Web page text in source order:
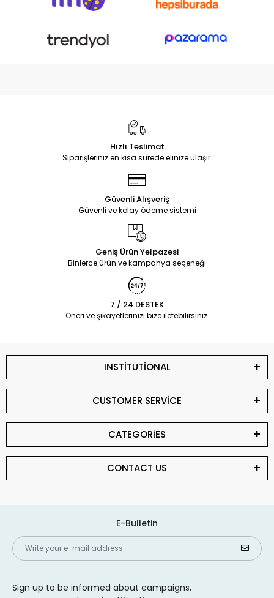
Hızlı Teslimat
Siparişleriniz en kısa sürede elinize ulaşır.
Güvenli Alışveriş
Güvenli ve kolay ödeme sistemi
Geniş Ürün Yelpazesi
Binlerce ürün ve kampanya seçeneği
7 / 24 DESTEK
Öneri ve şikayetlerinizi bize iletebilirsiniz.
INSTİTUTİONAL
CUSTOMER SERVİCE
CATEGORİES
CONTACT US
E-Bulletin
Sign up to be informed about campaigns,